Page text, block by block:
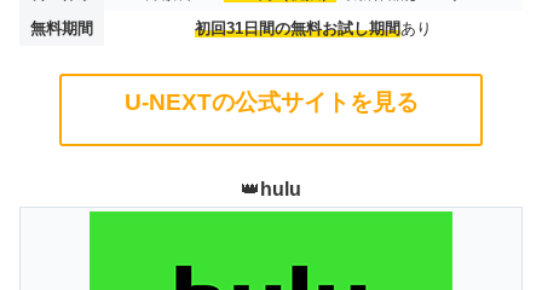
無料期間
初回31日間の無料お試し期間あり
U-NEXTの公式サイトを見る
👑 hulu